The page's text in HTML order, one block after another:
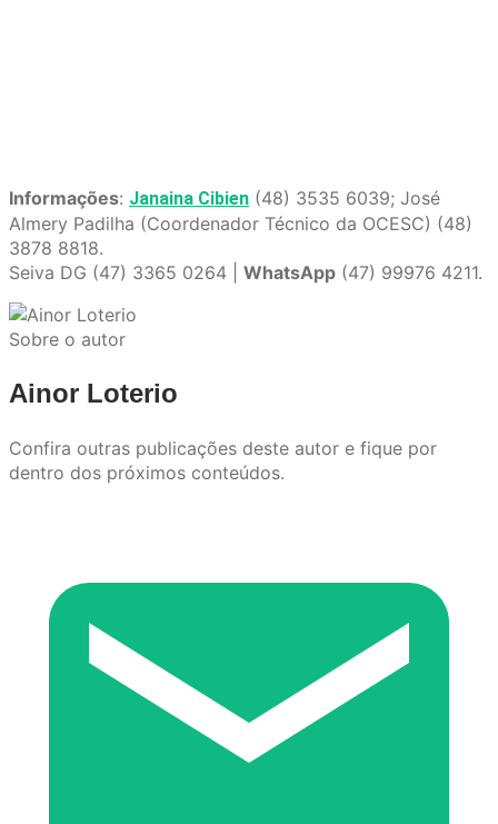
Informações: Janaina Cibien (48) 3535 6039; José
Almery Padilha (Coordenador Técnico da OCESC) (48)
3878 8818.
Seiva DG (47) 3365 0264 | WhatsApp (47) 99976 4211.
Sobre o autor
Ainor Loterio
Confira outras publicações deste autor e fique por
dentro dos próximos conteúdos.